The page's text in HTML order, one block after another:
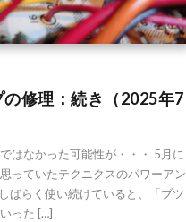
修理：続き（2025年7
はなかった可能性が・・・ 5月に
っていたテクニクスのパワーアン
ばらく使い続けていると、「ブツ
った […]